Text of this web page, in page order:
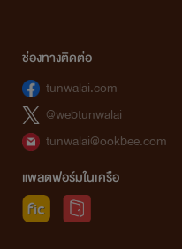
ช่องทางติดต่อ
tunwalai.com
@webtunwalai
tunwalai@ookbee.com
แพลตฟอร์มในเครือ